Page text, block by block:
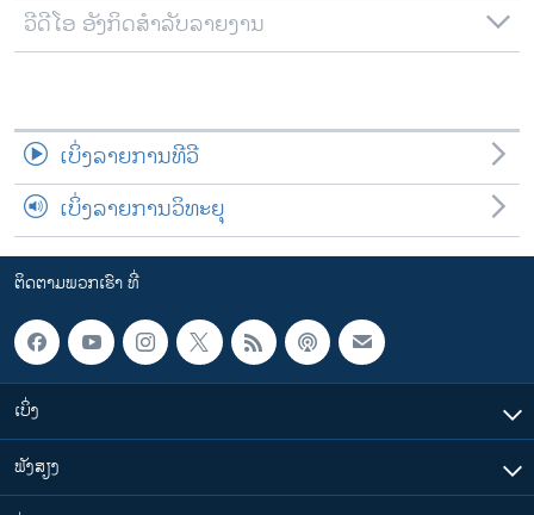
ວີດີໂອ ອັງກິດສຳລັບລາຍງານ
ເບິ່ງລາຍການທີວີ
ເບິ່ງລາຍການວິທະຍຸ
ຕິດຕາມພວກເຮົາ ທີ່
ເບິ່ງ
ຟັງສຽງ